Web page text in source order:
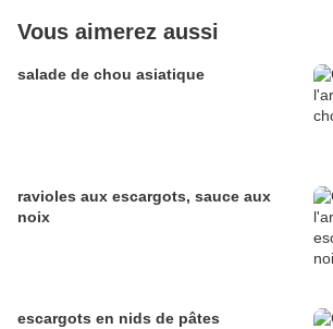
Vous aimerez aussi
salade de chou asiatique
ravioles aux escargots, sauce aux
noix
escargots en nids de pâtes